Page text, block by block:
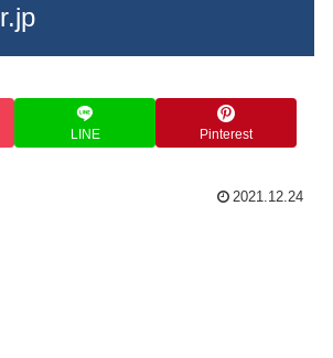
LINE Pinterest
2021.12.24